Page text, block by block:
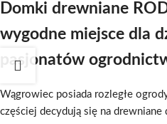
Domki drewniane
wygodne miejsce dla
pasjonatów
Wągrowiec posiada rozległe
częściej decydują się na